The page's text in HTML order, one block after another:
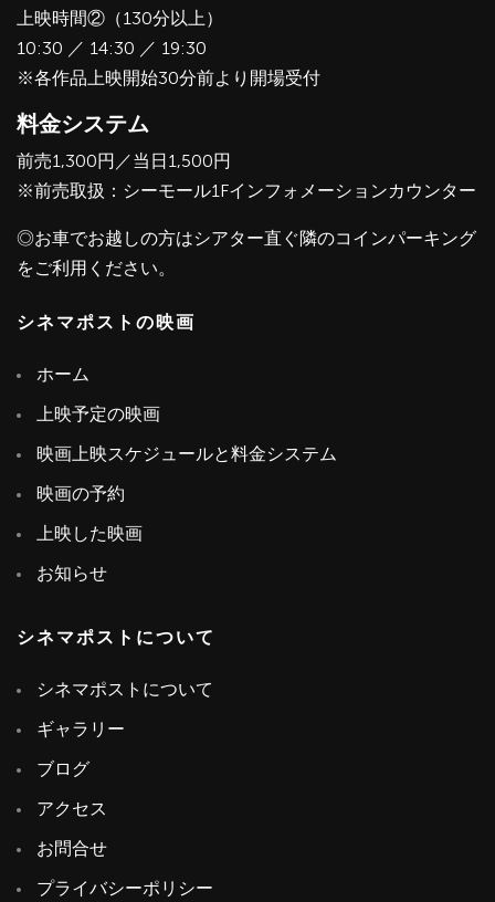
上映時間②（130分以上）
10:30 ／ 14:30 ／ 19:30
※各作品上映開始30分前より開場受付
料金システム
前売1,300円／当日1,500円
※前売取扱：シーモール1Fインフォメーションカウンター
◎お車でお越しの方はシアター直ぐ隣のコインパーキング
をご利用ください。
シネマポストの映画
ホーム
上映予定の映画
映画上映スケジュールと料金システム
映画の予約
上映した映画
お知らせ
シネマポストについて
シネマポストについて
ギャラリー
ブログ
アクセス
お問合せ
プライバシーポリシー